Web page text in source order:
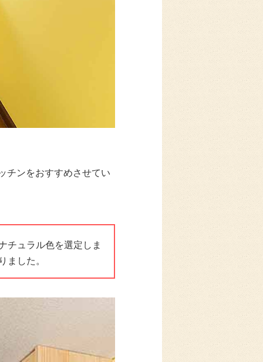
チンをおすすめさせてい
チュラル色を選定しま
ました。